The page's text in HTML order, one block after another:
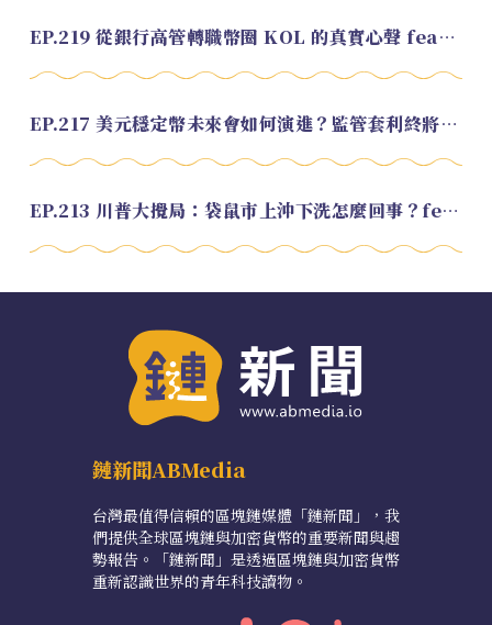
EP.219 從銀行高管轉職幣圈 KOL 的真實心聲 feat.龜大
EP.217 美元穩定幣未來會如何演進？監管套利終將收斂？feat. 研究員 余哲安
EP.213 川普大攪局：袋鼠市上沖下洗怎麼回事？feat. Alvin
鏈新聞ABMedia
台灣最值得信賴的區塊鏈媒體「鏈新聞」，我
們提供全球區塊鏈與加密貨幣的重要新聞與趨
勢報告。「鏈新聞」是透過區塊鏈與加密貨幣
重新認識世界的青年科技讀物。